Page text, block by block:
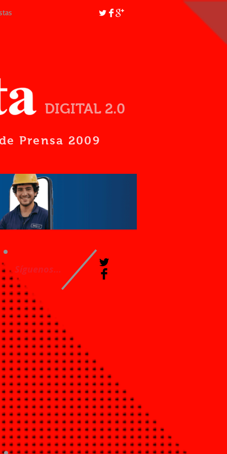
DIGITAL 2.0
Prensa 2009
Síguenos...